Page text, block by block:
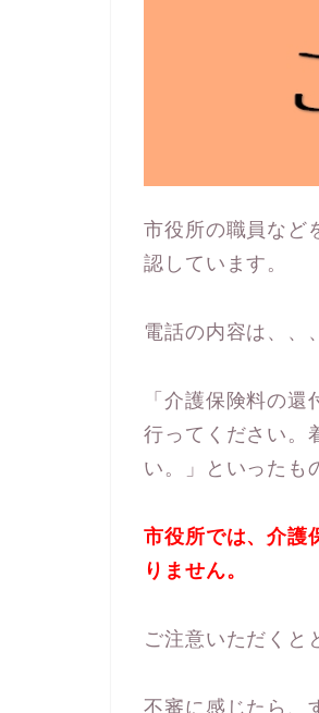
市役所の職員など
認しています。
電話の内容は、、、
「介護保険料の
行ってください。
い。」といったも
市役所では、介護
りません。
ご注意いただくと
不審に感じたら、